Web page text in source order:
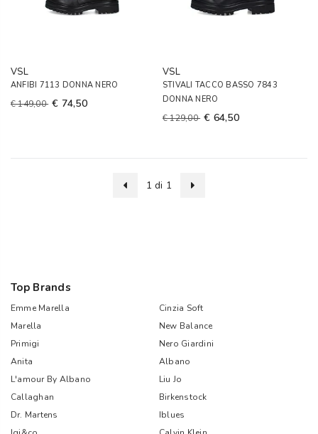
VSL
ANFIBI 7113 DONNA NERO
€ 149,00 € 74,50
VSL
STIVALI TACCO BASSO 7843
DONNA NERO
€ 129,00 € 64,50
1 di 1
Top Brands
Emme Marella
Cinzia Soft
Marella
New Balance
Primigi
Nero Giardini
Anita
Albano
L'amour By Albano
Liu Jo
Callaghan
Birkenstock
Dr. Martens
Iblues